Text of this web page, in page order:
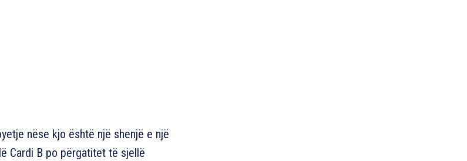
nëse kjo është një shenjë e një
Cardi B po përgatitet të sjellë